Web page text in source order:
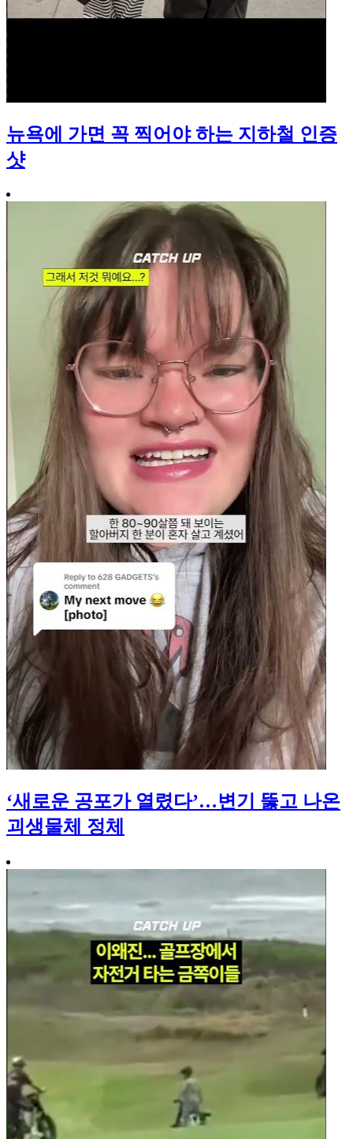
뉴욕에 가면 꼭 찍어야 하는 지하철 인증
샷
‘새로운 공포가 열렸다’…변기 뚫고 나온
괴생물체 정체